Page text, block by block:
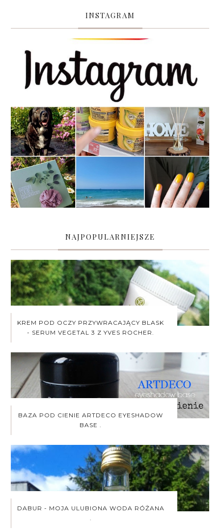
INSTAGRAM
NAJPOPULARNIEJSZE
KREM POD OCZY PRZYWRACAJĄCY BLASK
- SERUM VEGETAL 3 Z YVES ROCHER.
BAZA POD CIENIE ARTDECO EYESHADOW
BASE .
DABUR - MOJA ULUBIONA WODA RÓŻANA